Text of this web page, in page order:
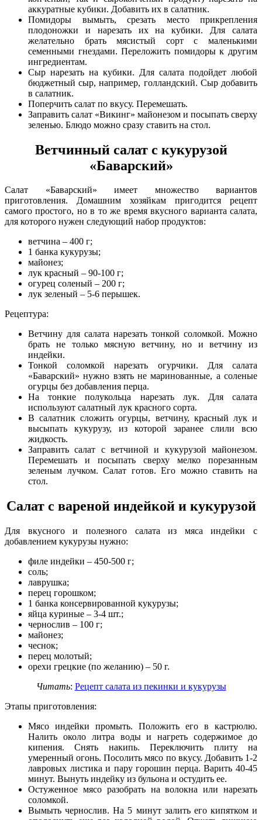
аккуратные кубики. Добавить их в салатник.
Помидоры вымыть, срезать место прикрепления
плодоножки и нарезать их на кубики. Для салата
желательно брать мясистый сорт с маленькими
семенными гнездами. Переложить помидоры к другим
ингредиентам.
Сыр нарезать на кубики. Для салата подойдет любой
бюджетный сыр, например, голландский. Сыр добавить
в салатник.
Поперчить салат по вкусу. Перемешать.
Заправить салат «Викинг» майонезом и посыпать сверху
зеленью. Блюдо можно сразу ставить на стол.
Ветчинный салат с кукурузой
«Баварский»
Салат «Баварский» имеет множество вариантов
приготовления. Домашним хозяйкам пригодится рецепт
самого простого, но в то же время вкусного варианта салата,
для которого нужен следующий набор продуктов:
ветчина – 400 г;
1 банка кукурузы;
майонез;
лук красный – 90-100 г;
огурец соленый – 200 г;
лук зеленый – 5-6 перышек.
Рецептура:
Ветчину для салата нарезать тонкой соломкой. Можно
брать не только мясную ветчину, но и ветчину из
индейки.
Тонкой соломкой нарезать огурчики. Для салата
«Баварский» нужно взять не маринованные, а соленые
огурцы без добавления перца.
На тонкие полукольца нарезать лук. Для салата
используют салатный лук красного сорта.
В салатник сложить огурцы, ветчину, красный лук и
высыпать кукурузу, из которой заранее слили всю
жидкость.
Заправить салат с ветчиной и кукурузой майонезом.
Перемешать и посыпать сверху мелко порезанным
зеленым лучком. Салат готов. Его можно ставить на
стол.
Салат с вареной индейкой и кукурузой
Для вкусного и полезного салата из мяса индейки с
добавлением кукурузы нужно:
филе индейки – 450-500 г;
соль;
лаврушка;
перец горошком;
1 банка консервированной кукурузы;
яйца куриные – 3-4 шт.;
чернослив – 100 г;
майонез;
чеснок;
перец молотый;
орехи грецкие (по желанию) – 50 г.
Читать: Рецепт салата из пекинки и кукурузы
Этапы приготовления:
Мясо индейки промыть. Положить его в кастрюлю.
Налить около литра воды и нагреть содержимое до
кипения. Снять накипь. Переключить плиту на
умеренный огонь. Посолить мясо по вкусу. Добавить 1-2
лавровых листика и пару горошин перца. Варить 40-45
минут. Вынуть индейку из бульона и остудить ее.
Остуженное мясо разобрать на волокна или нарезать
соломкой.
Вымыть чернослив. На 5 минут залить его кипятком и